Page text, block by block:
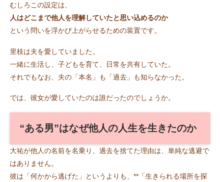
むしろこの設定は、
人はどこまで他人を理解していたと思い込めるのか
という問いを浮かび上がらせるための装置です。
里枝は夫を愛していました。
一緒に生活し、子どもを育て、日常を共有していた。
それでもなお、夫の「本名」も「過去」も知らなかった。
では、彼女が愛していたのは誰だったのでしょうか。
“ある男”はなぜ他人の人生を生きたのか
大祐が他人の名前を名乗り、過去を捨てた理由は、単純な逃避で
はありません。
彼は「何かから逃げた」というよりも、**「生きられる場所を探